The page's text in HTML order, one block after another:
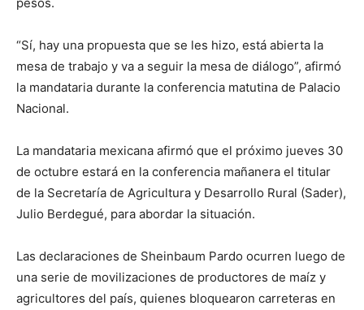
“Sí, hay una propuesta que se les hizo, está abierta la
mesa de trabajo y va a seguir la mesa de diálogo”, afirmó
la mandataria durante la conferencia matutina de Palacio
Nacional.
La mandataria mexicana afirmó que el próximo jueves 30
de octubre estará en la conferencia mañanera el titular
de la Secretaría de Agricultura y Desarrollo Rural (Sader),
Julio Berdegué, para abordar la situación.
Las declaraciones de Sheinbaum Pardo ocurren luego de
una serie de movilizaciones de productores de maíz y
agricultores del país, quienes bloquearon carreteras en